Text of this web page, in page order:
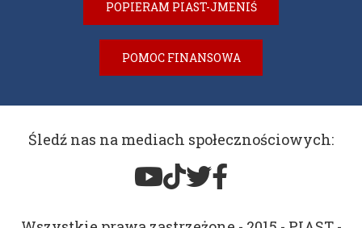
POPIERAM PIAST-JMENIŚ
POMOC FINANSOWA
Śledź nas na mediach społecznościowych: